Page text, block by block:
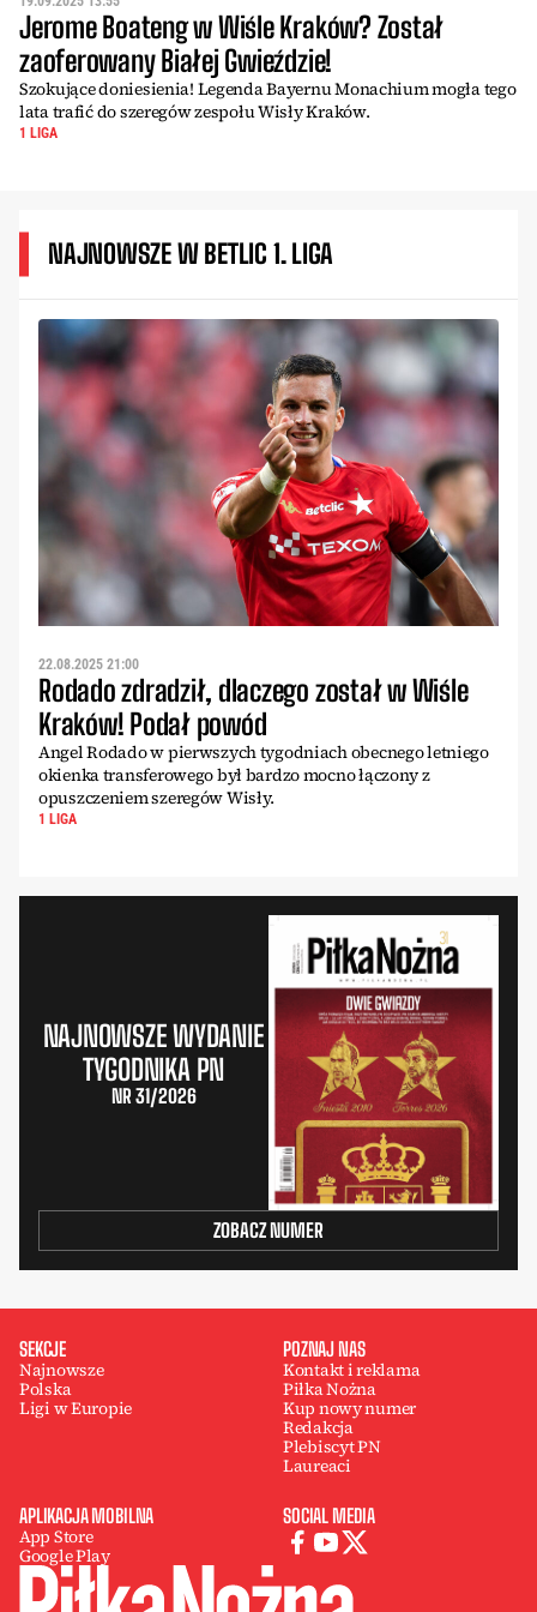
Jerome Boateng w Wiśle Kraków? Został
zaoferowany Białej Gwieździe!
Szokujące doniesienia! Legenda Bayernu Monachium mogła tego
lata trafić do szeregów zespołu Wisły Kraków.
1 LIGA
NAJNOWSZE W BETLIC 1. LIGA
22.08.2025 21:00
Rodado zdradził, dlaczego został w Wiśle
Kraków! Podał powód
Angel Rodado w pierwszych tygodniach obecnego letniego
okienka transferowego był bardzo mocno łączony z
opuszczeniem szeregów Wisły.
1 LIGA
NAJNOWSZE WYDANIE
TYGODNIKA PN
NR 31/2026
ZOBACZ NUMER
SEKCJE
Najnowsze
Polska
Ligi w Europie
POZNAJ NAS
Kontakt i reklama
Piłka Nożna
Kup nowy numer
Redakcja
Plebiscyt PN
Laureaci
APLIKACJA MOBILNA
App Store
Google Play
SOCIAL MEDIA